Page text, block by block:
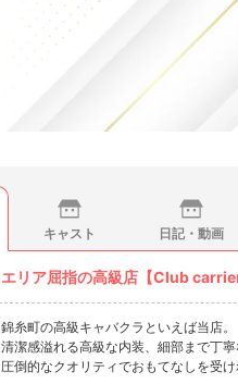
キャスト 日記・動画
エリア屈指の高級店【Club
錦糸町の高級キャバクラといえば当店。
清潔感溢れる高級な内装、細部まで丁寧
圧倒的なクオリティでおもてなしを受